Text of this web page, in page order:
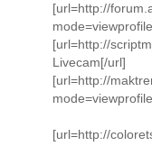
[url=http://
[url=http://
Livecam[/url]
[url=http://
[url=http://